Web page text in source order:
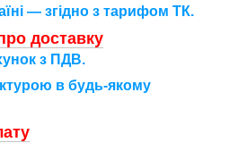
— згідно з тарифом ТК.
доставку
з ПДВ.
в будь-якому